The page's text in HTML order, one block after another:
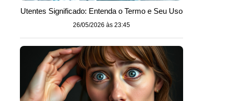
Utentes Significado: Entenda o Termo e Seu Uso
26/05/2026 às 23:45